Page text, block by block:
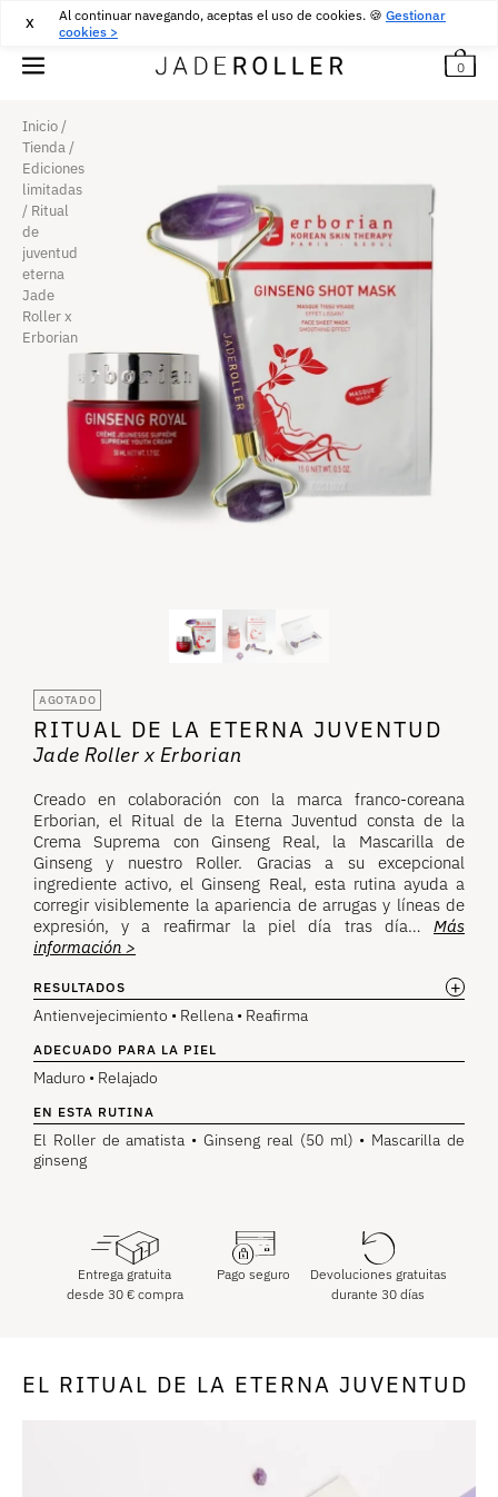
Al continuar navegando, aceptas el uso de cookies. 🍪 Gestionar
cookies >
X ENTREGA GRATUITA DESDE30€COMPRA
0
Inicio /
Tienda /
Ediciones
limitadas
/ Ritual
de
juventud
eterna
Jade
Roller x
Erborian
AGOTADO
RITUAL DE LA ETERNA JUVENTUD
Jade Roller x Erborian
Creado en colaboración con la marca franco-coreana
Erborian, el Ritual de la Eterna Juventud consta de la
Crema Suprema con Ginseng Real, la Mascarilla de
Ginseng y nuestro Roller. Gracias a su excepcional
ingrediente activo, el Ginseng Real, esta rutina ayuda a
corregir visiblemente la apariencia de arrugas y líneas de
expresión, y a reafirmar la piel día tras día… Más
información >
RESULTADOS +
Antienvejecimiento • Rellena • Reafirma
ADECUADO PARA LA PIEL
Maduro • Relajado
EN ESTA RUTINA
El Roller de amatista • Ginseng real (50 ml) • Mascarilla de
ginseng
Entrega gratuita
desde 30 €compra
Pago seguro
Devoluciones gratuitas
durante 30 días
EL RITUAL DE LA ETERNA JUVENTUD